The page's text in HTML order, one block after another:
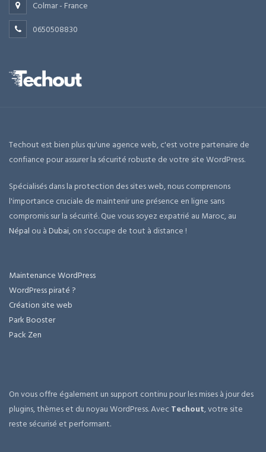
Colmar - France
0650508830
Techout est bien plus qu'une agence web, c'est votre partenaire de
confiance pour assurer la sécurité robuste de votre site WordPress.
Spécialisés dans la protection des sites web, nous comprenons
l'importance cruciale de maintenir une présence en ligne sans
compromis sur la sécurité. Que vous soyez expatrié au Maroc, au
Népal ou àDubai, on s'occupe de tout à distance !
Maintenance WordPress
WordPress piraté ?
Création site web
Park Booster
Pack Zen
On vous offre également un support continu pour les mises à jour des
plugins, thèmes et du noyau WordPress. AvecTechout, votre site
reste sécurisé et performant.